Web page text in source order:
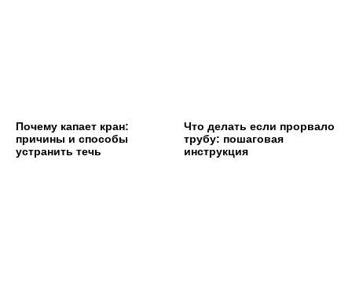
Почему капает кран:
причины и способы
устранить течь
Что делать если прорвало
трубу: пошаговая
инструкция